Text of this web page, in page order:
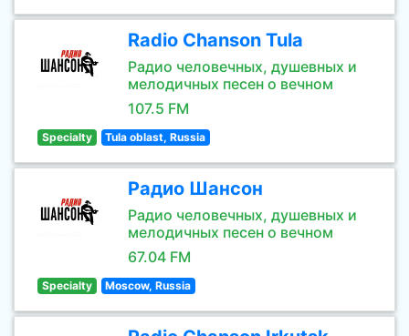
Radio Chanson Tula
Радио человечных, душевных и
мелодичных песен о вечном
107.5 FM
Specialty Tula oblast, Russia
Радио Шансон
Радио человечных, душевных и
мелодичных песен о вечном
67.04 FM
Specialty Moscow, Russia